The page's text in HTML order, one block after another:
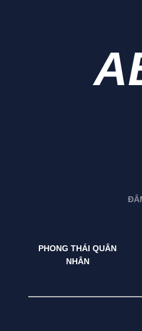
PHONG THÁI QUÂN
NHÂN